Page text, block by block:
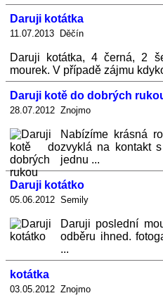
Daruji kotátka
11.07.2013 Děčín
Daruji kotátka, 4 černá, 2
mourek. V případě zájmu
Daruji kotě do dobrých
28.07.2012 Znojmo
Nabízíme krásná
zvyklá na kontakt
jednu ...
Daruji kotátko
05.06.2012 Semily
Daruji poslední
odběru ihned.
...
kotátka
03.05.2012 Znojmo